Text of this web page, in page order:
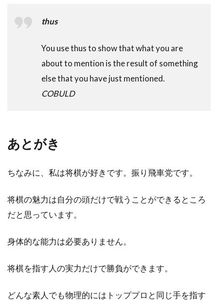
thus
You use thus to show that what you are
about to mention is the result of something
else that you have just mentioned.
COBULD
あとがき
ちなみに、私は将棋が好きです。振り飛車党です。
将棋の魅力は自分の頭だけで戦うことができるところ
だと思っています。
身体的な能力は必要ありません。
将棋を指す人の実力だけで勝負ができます。
どんな素人でも物理的にはトッププロと同じ手を指す